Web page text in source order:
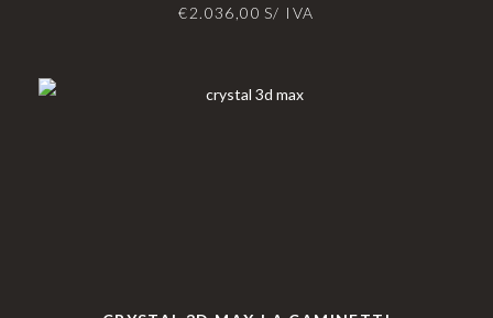
€2.036,00 S/ IVA